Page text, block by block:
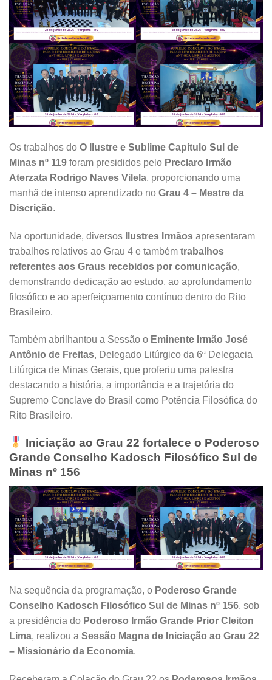
Os trabalhos do O Ilustre e Sublime Capítulo Sul de
Minas nº 119 foram presididos pelo Preclaro Irmão
Aterzata Rodrigo Naves Vilela, proporcionando uma
manhã de intenso aprendizado no Grau 4 – Mestre da
Discrição.
Na oportunidade, diversos Ilustres Irmãos apresentaram
trabalhos relativos ao Grau 4 e também trabalhos
referentes aos Graus recebidos por comunicação,
demonstrando dedicação ao estudo, ao aprofundamento
filosófico e ao aperfeiçoamento contínuo dentro do Rito
Brasileiro.
Também abrilhantou a Sessão o Eminente Irmão José
Antônio de Freitas, Delegado Litúrgico da 6ª Delegacia
Litúrgica de Minas Gerais, que proferiu uma palestra
destacando a história, a importância e a trajetória do
Supremo Conclave do Brasil como Potência Filosófica do
Rito Brasileiro.
Iniciação ao Grau 22 fortalece o Poderoso
Grande Conselho Kadosch Filosófico Sul de
Minas nº 156
Na sequência da programação, o Poderoso Grande
Conselho Kadosch Filosófico Sul de Minas nº 156, sob
a presidência do Poderoso Irmão Grande Prior Cleiton
Lima, realizou a Sessão Magna de Iniciação ao Grau 22
– Missionário da Economia.